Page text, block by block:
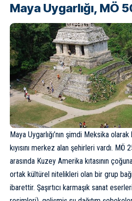
Maya Uygarlığı, MÖ
Maya Uygarlığı’nın şimdi Meksika
kıyısını merkez alan şehirleri vardı. MÖ
arasında Kuzey Amerika kıtasının
ortak kültürel nitelikleri olan bir grup
ibarettir. Şaşırtıcı karmaşık sanat